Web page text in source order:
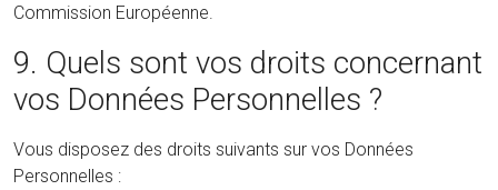
Commission Européenne.
9. Quels sont vos droits concernant
vos Données Personnelles ?
Vous disposez des droits suivants sur vos Données
Personnelles :